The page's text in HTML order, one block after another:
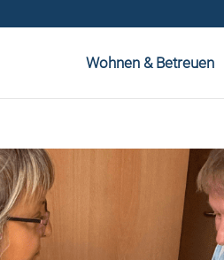
Wohnen & Betreuen